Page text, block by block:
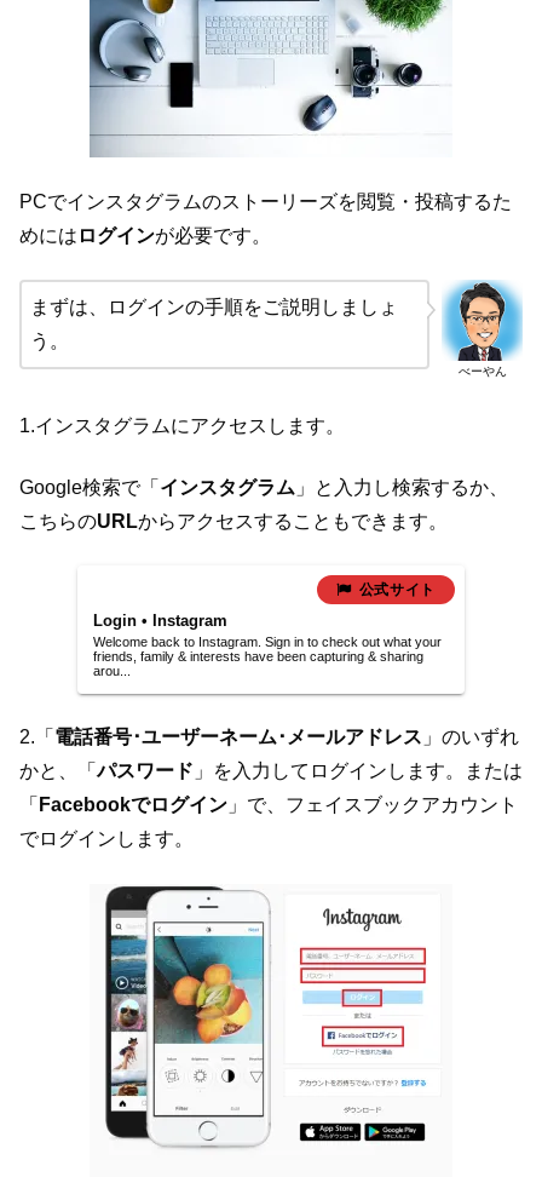
PCでインスタグラムのストーリーズを閲覧・投稿するた
めには ログインが必要です。
べーやん
まずは、ログインの手順をご説明しましょ
う。
1.インスタグラムにアクセスします。
Google検索で「 インスタグラム 」と入力し検索するか、
こちらのURLからアクセスすることもできます。
Login • Instagram
Welcome back to Instagram. Sign in to check out what your
friends, family & interests have been capturing & sharing
arou...
2.「 電話番号･ユーザーネーム･メールアドレス 」のいずれ
かと、「パスワード 」を入力してログインします。または
「 Facebookでログイン 」で、フェイスブックアカウント
でログインします。